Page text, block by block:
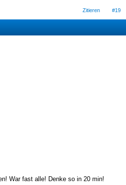
Zitieren #19
War fast alle! Denke so in 20 min!